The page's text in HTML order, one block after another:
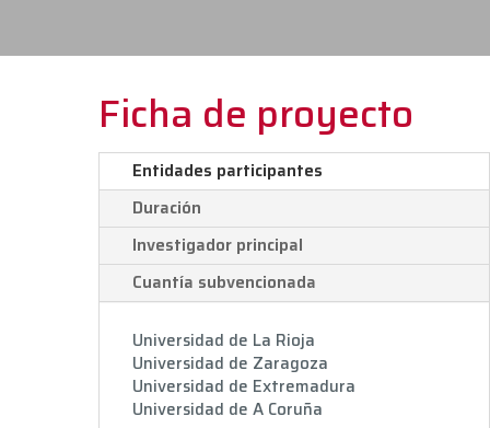
Ficha de proyecto
Entidades participantes
Duración
Investigador principal
Cuantía subvencionada
Universidad de La Rioja
Universidad de Zaragoza
Universidad de Extremadura
Universidad de A Coruña